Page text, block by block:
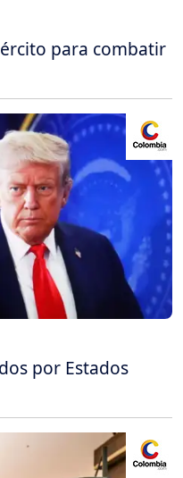
para combatir
por Estados